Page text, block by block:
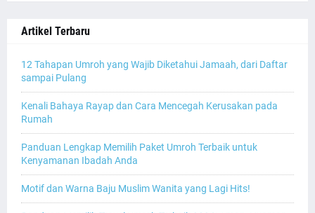
Artikel Terbaru
12 Tahapan Umroh yang Wajib Diketahui Jamaah, dari Daftar
sampai Pulang
Kenali Bahaya Rayap dan Cara Mencegah Kerusakan pada
Rumah
Panduan Lengkap Memilih Paket Umroh Terbaik untuk
Kenyamanan Ibadah Anda
Motif dan Warna Baju Muslim Wanita yang Lagi Hits!